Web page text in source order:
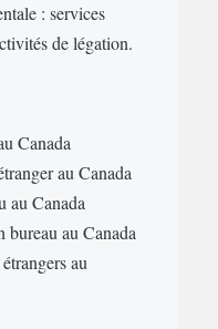
: services
de légation.
Canada
au Canada
au Canada
bureau au Canada
au